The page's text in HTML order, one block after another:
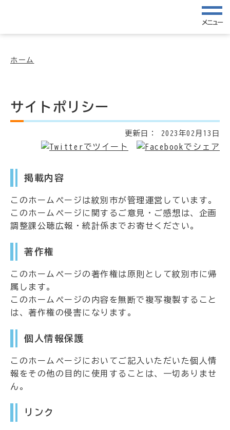
メニュー
ホーム
サイトポリシー
更新日： 2023年02月13日
掲載内容
このホームページは紋別市が管理運営しています。
このホームページに関するご意見・ご感想は、企画
調整課公聴広報・統計係までお寄せください。
著作権
このホームページの著作権は原則として紋別市に帰
属します。
このホームページの内容を無断で複写複製すること
は、著作権の侵害になります。
個人情報保護
このホームページにおいてご記入いただいた個人情
報をその他の目的に使用することは、一切ありませ
ん。
リンク